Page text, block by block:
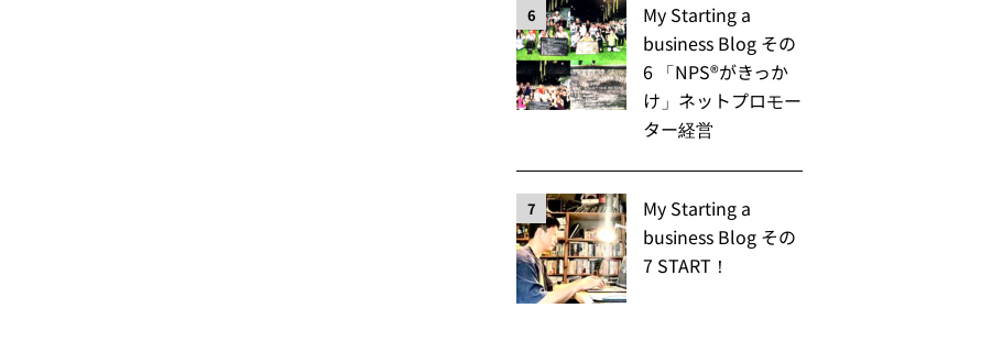
6
My Starting a
business Blog その
6 「NPS®️がきっか
け」ネットプロモー
ター経営
7
My Starting a
business Blog その
7 START！